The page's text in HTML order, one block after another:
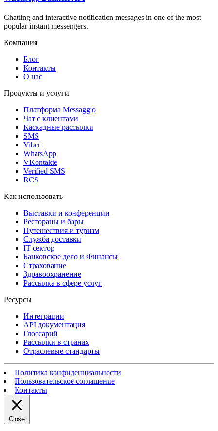
Chatting and interactive notification messages in one of the most
popular instant messengers.
Компания
Блог
Контакты
О нас
Продукты и услуги
Платформа Messaggio
Чат с клиентами
Каскадные рассылки
SMS
Viber
WhatsApp
VKontakte
Verified SMS
RCS
Как использовать
Выставки и конференции
Рестораны и бары
Путешествия и туризм
Служба доставки
IT сектор
Банковское дело и Финансы
Страхование
Здравоохранение
Рассылка в сфере услуг
Ресурсы
Интеграции
API документация
Глоссарий
Рассылки в странах
Отраслевые стандарты
Политика конфиденциальности
Пользовательское соглашение
Контакты
Close